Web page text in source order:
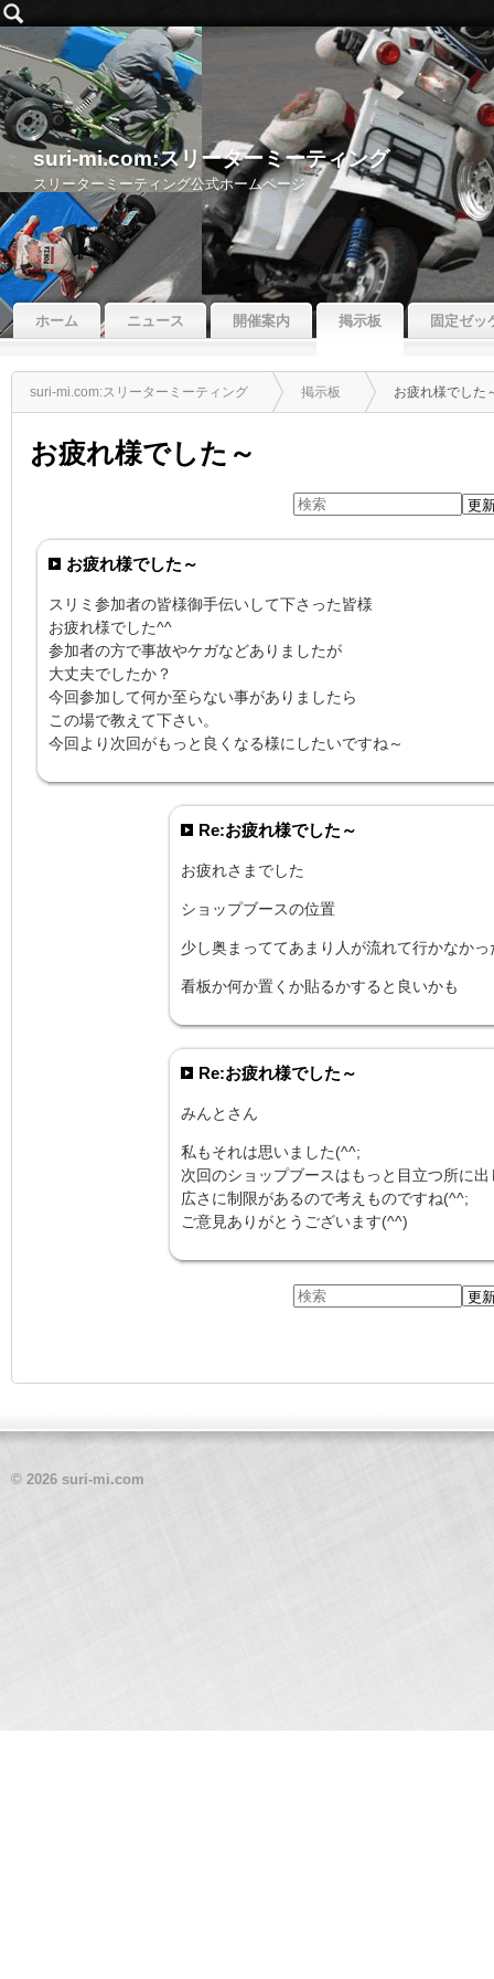
suri-mi.com:スリーターミーティング
スリーターミーティング公式ホームページ
ホーム ニュース 開催案内 掲示板 固定ゼッ
suri-mi.com:スリーターミーティング 掲示板 お疲れ様でした
お疲れ様でした～
お疲れ様でした～
スリミ参加者の皆様御手伝いして下さった皆様
お疲れ様でした^^
参加者の方で事故やケガなどありましたが
大丈夫でしたか？
今回参加して何か至らない事がありましたら
この場で教えて下さい。
今回より次回がもっと良くなる様にしたいですね～
Re:お疲れ様でした～
お疲れさまでした
ショップブースの位置
少し奥まっててあまり人が流れて行かなかっ
看板か何か置くか貼るかすると良いかも
Re:お疲れ様でした～
みんとさん
私もそれは思いました(^^;
次回のショップブースはもっと目立つ所に
広さに制限があるので考えものですね(^^;
ご意見ありがとうございます(^^)
© 2026 suri-mi.com